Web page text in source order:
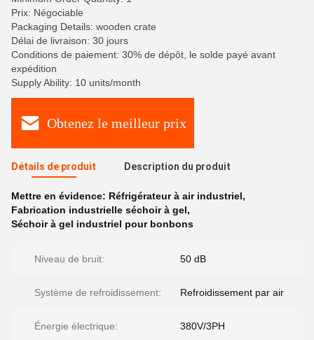
Prix: Négociable
Packaging Details: wooden crate
Délai de livraison: 30 jours
Conditions de paiement: 30% de dépôt, le solde payé avant
expédition
Supply Ability: 10 units/month
Obtenez le meilleur prix
Détails de produit Description du produit
Mettre en évidence: Réfrigérateur à air industriel,
Fabrication industrielle séchoir à gel,
Séchoir à gel industriel pour bonbons
Niveau de bruit: 50 dB
Système de refroidissement: Refroidissement par air
Énergie électrique: 380V/3PH